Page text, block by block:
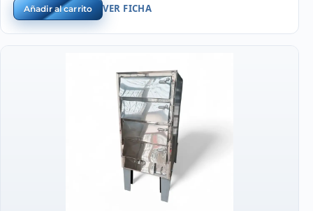
Añadir al carrito VER FICHA